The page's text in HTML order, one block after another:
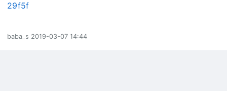
29f5f
baba_s 2019-03-07 14:44